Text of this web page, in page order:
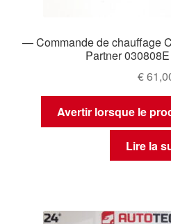
— Commande de chauffage
Partner
€
Avertir lorsque le
Lire la